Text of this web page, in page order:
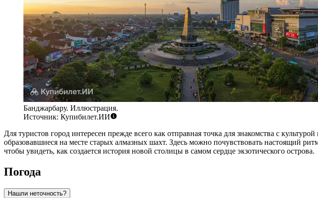
Банджарбару. Иллюстрация.
Источник: Купибилет.ИИ
Для туристов город интересен прежде всего как отправная точка для знакомства с
образовавшиеся на месте старых алмазных шахт. Здесь можно почувствовать настоящий
чтобы увидеть, как создается история новой столицы в самом сердце экзотического острова.
Погода
Нашли неточность?